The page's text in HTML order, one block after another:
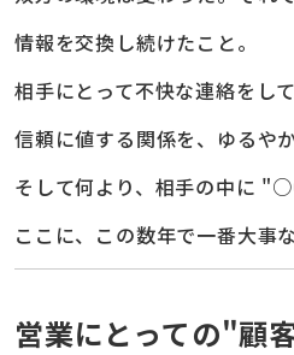
情報を交換し続けたこと。
相手にとって不快な連絡をし
信頼に値する関係を、ゆるや
そして何より、相手の中に
ここに、この数年で一番大事
営業にとっての"顧